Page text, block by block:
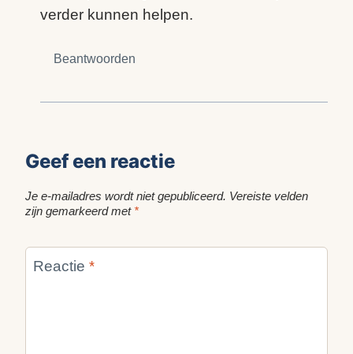
verder kunnen helpen.
Beantwoorden
Geef een reactie
Je e-mailadres wordt niet gepubliceerd. Vereiste velden
zijn gemarkeerd met *
Reactie *